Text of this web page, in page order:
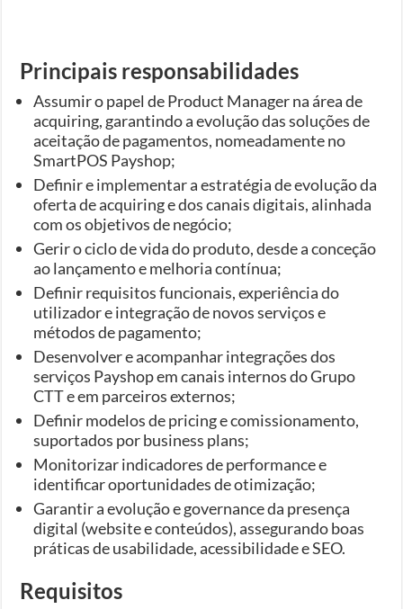
Principais responsabilidades
Assumir o papel de Product Manager na área de
acquiring, garantindo a evolução das soluções de
aceitação de pagamentos, nomeadamente no
SmartPOS Payshop;
Definir e implementar a estratégia de evolução da
oferta de acquiring e dos canais digitais, alinhada
com os objetivos de negócio;
Gerir o ciclo de vida do produto, desde a conceção
ao lançamento e melhoria contínua;
Definir requisitos funcionais, experiência do
utilizador e integração de novos serviços e
métodos de pagamento;
Desenvolver e acompanhar integrações dos
serviços Payshop em canais internos do Grupo
CTT e em parceiros externos;
Definir modelos de pricing e comissionamento,
suportados por business plans;
Monitorizar indicadores de performance e
identificar oportunidades de otimização;
Garantir a evolução e governance da presença
digital (website e conteúdos), assegurando boas
práticas de usabilidade, acessibilidade e SEO.
Requisitos